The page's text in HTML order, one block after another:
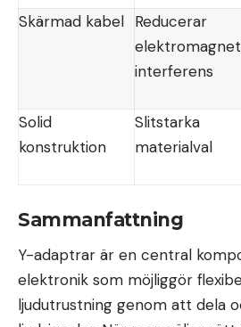
Skärmad kabel Reducerar
interferens
Solid
konstruktion
Slitstarka
materialval
Sammanfattning
Y-adaptrar är en central
elektronik som möjliggör
ljudutrustning genom att dela